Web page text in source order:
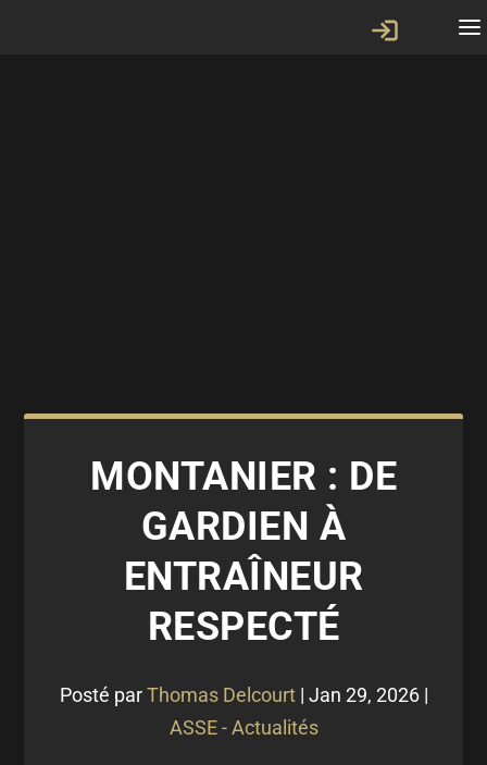
MONTANIER : DE
GARDIEN À
ENTRAÎNEUR
RESPECTÉ
Posté parThomas Delcourt| Jan 29, 2026|
ASSE - Actualités